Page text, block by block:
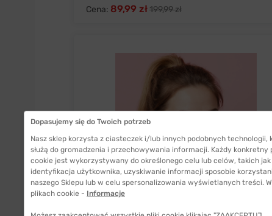
Cena: 89,99 zł199,99 zł
Dopasujemy się do Twoich potrzeb
Nasz sklep korzysta z ciasteczek i/lub innych podobnych technologii,
służą do gromadzenia i przechowywania informacji. Każdy konkretny
cookie jest wykorzystywany do określonego celu lub celów, takich jak
identyfikacja użytkownika, uzyskiwanie informacji sposobie
naszego Sklepu lub w celu spersonalizowania wyświetlanych treści.
plikach cookie - Informacje